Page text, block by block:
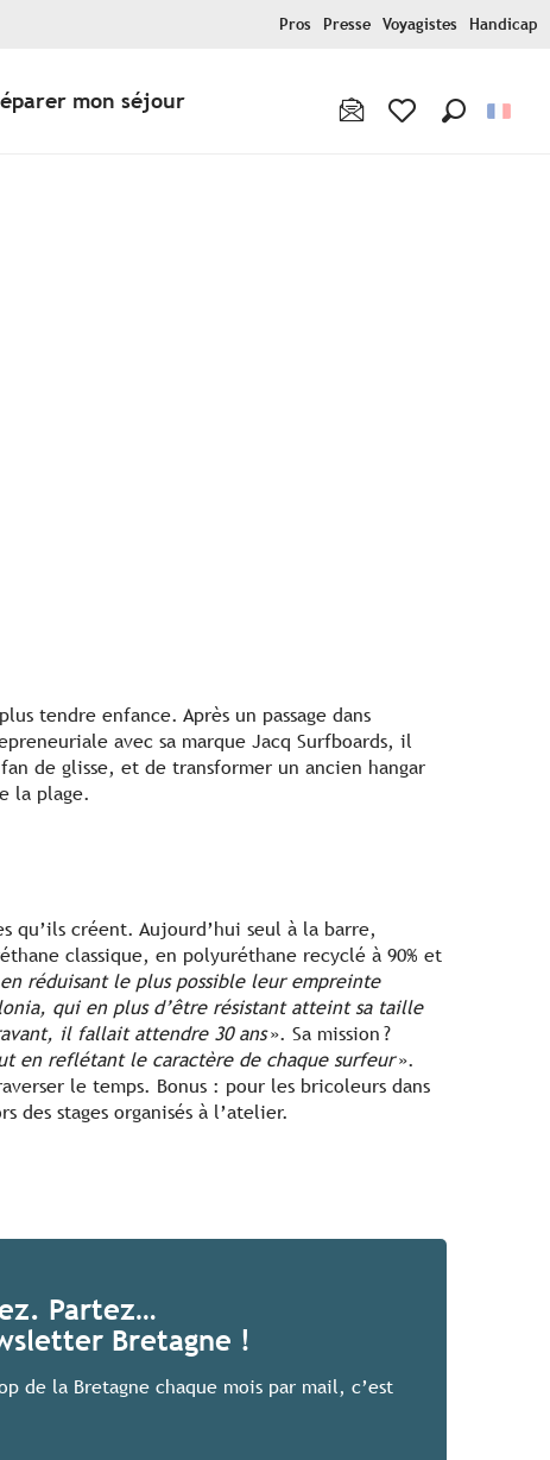
Pros Presse Voyagistes Handicap
mon séjour
tendre enfance. Après un passage dans
avec sa marque Jacq Surfboards, il
de glisse, et de transformer un ancien hangar
la plage.
qu’ils créent. Aujourd’hui seul à la barre,
classique, en polyuréthane recyclé à 90% et
réduisant le plus possible leur empreinte
qui en plus d’être résistant atteint sa taille
il fallait attendre 30 ans». Sa mission ?
en reflétant le caractère de chaque surfeur».
le temps. Bonus : pour les bricoleurs dans
des stages organisés à l’atelier.
Partez…
Bretagne !
de la Bretagne chaque mois par mail, c’est